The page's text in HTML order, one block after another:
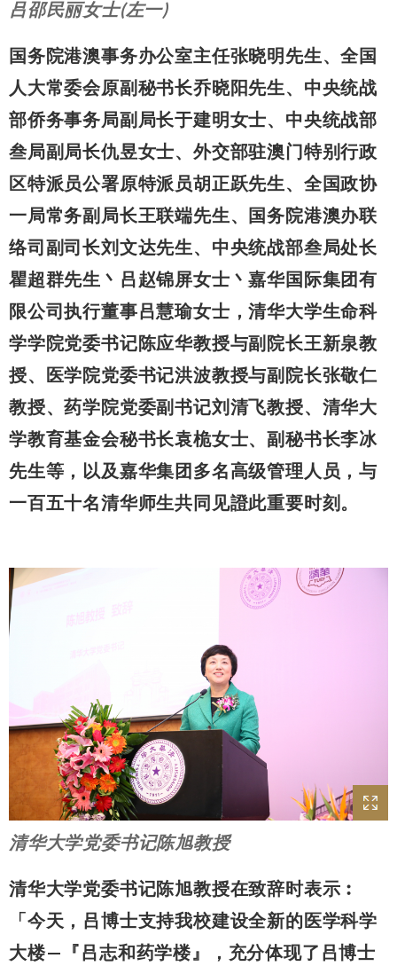
吕邵民丽女士(左一)
国务院港澳事务办公室主任张晓明先生、全国
人大常委会原副秘书长乔晓阳先生、中央统战
部侨务事务局副局长于建明女士、中央统战部
叁局副局长仇昱女士、外交部驻澳门特别行政
区特派员公署原特派员胡正跃先生、全国政协
一局常务副局长王联端先生、国务院港澳办联
络司副司长刘文达先生、中央统战部叁局处长
瞿超群先生丶吕赵锦屏女士丶嘉华国际集团有
限公司执行董事吕慧瑜女士，清华大学生命科
学学院党委书记陈应华教授与副院长王新泉教
授、医学院党委书记洪波教授与副院长张敬仁
教授、药学院党委副书记刘清飞教授、清华大
学教育基金会秘书长袁桅女士、副秘书长李冰
先生等，以及嘉华集团多名高级管理人员，与
一百五十名清华师生共同见證此重要时刻。
清华大学党委书记陈旭教授
清华大学党委书记陈旭教授在致辞时表示︰
「今天，吕博士支持我校建设全新的医学科学
大楼—『吕志和药学楼』，充分体现了吕博士